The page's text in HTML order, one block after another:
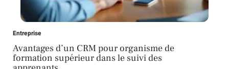
Entreprise
Avantages d’un CRM pour organisme de
formation supérieur dans le suivi des